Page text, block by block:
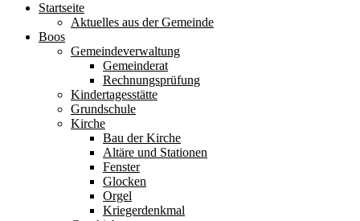
Startseite
Aktuelles aus der Gemeinde
Boos
Gemeindeverwaltung
Gemeinderat
Rechnungsprüfung
Kindertagesstätte
Grundschule
Kirche
Bau der Kirche
Altäre und Stationen
Fenster
Glocken
Orgel
Kriegerdenkmal